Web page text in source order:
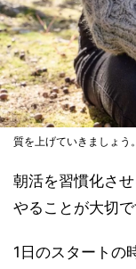
質を上げていきましょう。
朝活を習慣化さ
やることが大切で
1日のスタートの